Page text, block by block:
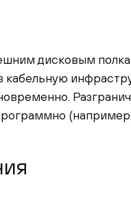
дисковым
кабельную